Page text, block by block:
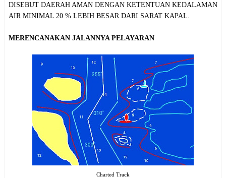
DISEBUT DAERAH AMAN DENGAN KETENTUAN KEDALAMAN
AIR MINIMAL 20 % LEBIH BESAR DARI SARAT KAPAL.
MERENCANAKAN JALANNYA PELAYARAN
Charted Track